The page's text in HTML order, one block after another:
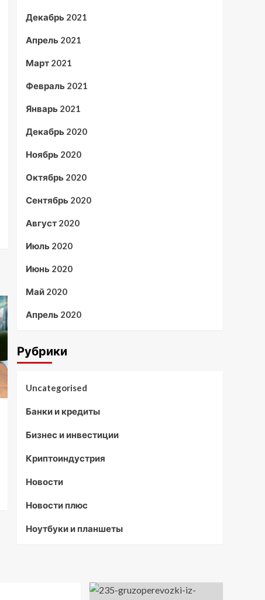
Декабрь 2021
Апрель 2021
Март 2021
Февраль 2021
Январь 2021
Декабрь 2020
Ноябрь 2020
Октябрь 2020
Сентябрь 2020
Август 2020
Июль 2020
Июнь 2020
Май 2020
Апрель 2020
Рубрики
Uncategorised
Банки и кредиты
Бизнес и инвестиции
Криптоиндустрия
Новости
Новости плюс
Ноутбуки и планшеты